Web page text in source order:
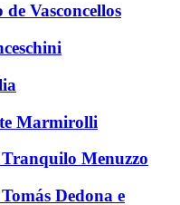
Vasconcellos
Marmirolli
Menuzzo
Dedona e